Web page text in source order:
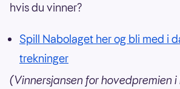
hvis du vinner?
Spill Nabolaget her og bli med i
trekninger
(Vinnersjansen for hovedpremien